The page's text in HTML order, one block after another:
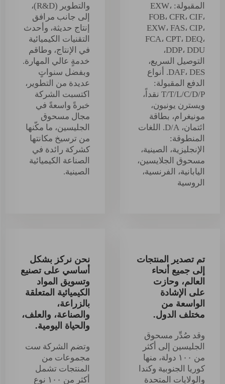
المقبولة: EXW،
FOB، CFR، CIF،
EXW، FAS، CIP،
FCA، CPT، DEQ،
DDP، DDU،
التوصيل السريع،
DAF، DES. أنواع
الدفع المقبولة:
T/T/L/C/D/P نقداً،
ويسترن يونيون،
مونيغرام، بطاقة
ائتمان، D/A. اللغات
المنطوقة:
الإنجليزية، الصينية،
مسحوق الجلايسين،
اليابانية، الفرنسية،
الروسية
والتطوير (R&D)،
إلى جانب مرافق
إنتاج حديثة، وأحدث
التقنيات الكيميائية
في الإنتاج، وطاقم
خدمةٍ عالي المهارة.
وبفضل سنواتٍ
عديدة من التطوير،
اكتسبت الشركة
خبرةً واسعةً في
مجال مسحوق
الجليسين، ما مكّنها
من ترسيخ مكانتها
كشركة رائدة في
الصناعة الكيميائية
الصينية.
تم تصدير المنتجات
إلى جميع أنحاء
العالم، وحازت
على الإشادة
الواسعة من
مختلف الدول.
وقد صُدِّر مسحوق
الجليسين إلى أكثر
من ١٠٠ دولة، منها
كوريا الجنوبية وكندا
والولايات المتحدة
نحن نركز بشكل
أساسي على تصنيع
وتسويق المواد
الكيميائية المتعلقة
بالزراعة،
والصناعة، والعلف،
والحياة اليومية.
وتضم الشركة ست
مجموعات من
المنتجات تشمل
أكثر من ١٠٠ نوعٍ